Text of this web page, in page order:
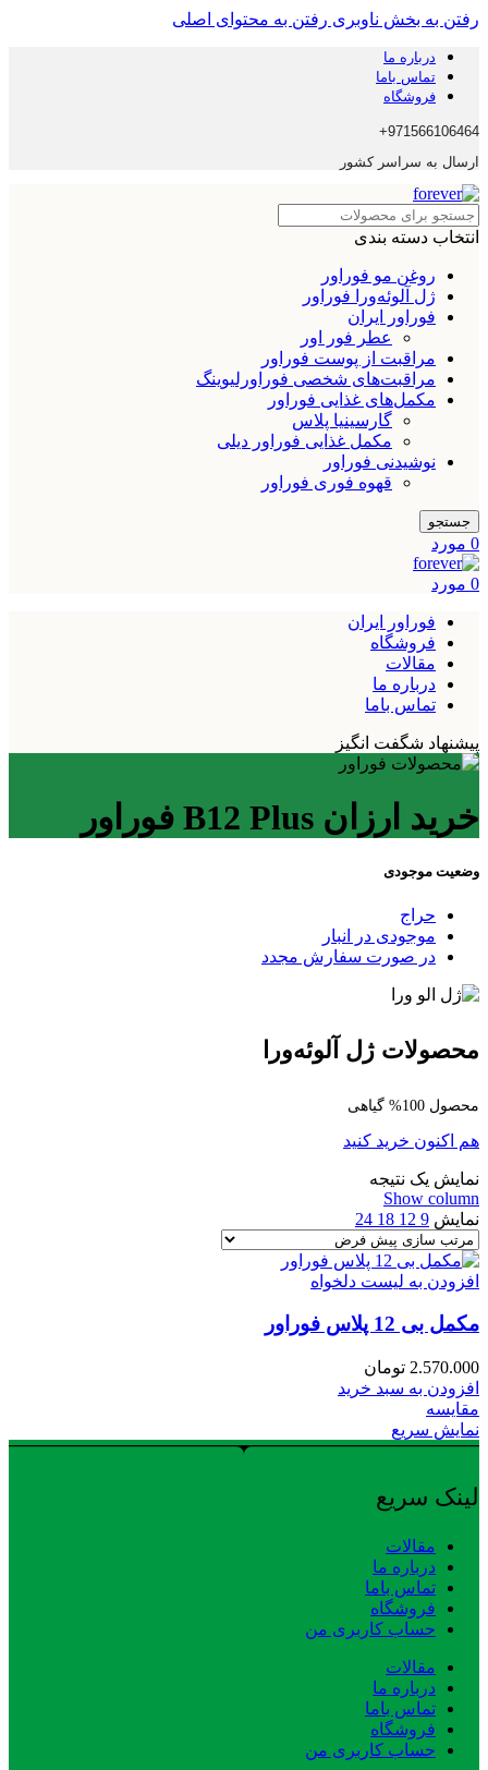
رفتن به بخش ناوبری رفتن به محتوای اصلی
درباره ما
تماس باما
فروشگاه
971566106464+
ارسال به سراسر کشور
انتخاب دسته بندی
روغن مو فوراور
ژل آلوئه‌ورا فوراور
فوراور ایران
عطر فور اور
مراقبت از پوست فوراور
مراقبت‌های شخصی فوراورلیوینگ
مکمل‌های غذایی فوراور
گارسینیا پلاس
مکمل غذایی فوراور دیلی
نوشیدنی فوراور
قهوه فوری فوراور
جستجو
0 مورد
0 مورد
فوراور ایران
فروشگاه
مقالات
درباره ما
تماس باما
پیشنهاد شگفت انگیز
خرید ارزان B12 Plus فوراور
وضعیت موجودی
حراج
موجودی در انبار
در صورت سفارش مجدد
محصولات ژل آلوئه‌ورا
محصول 100% گیاهی
هم اکنون خرید کنید
نمایش یک نتیجه
Show column
نمایش 9
12
18
24
افزودن به لیست دلخواه
مکمل بی 12 پلاس فوراور
2.570.000 تومان
افزودن به سبد خرید
مقایسه
نمایش سریع
لینک سریع
مقالات
درباره ما
تماس باما
فروشگاه
حساب کاربری من
مقالات
درباره ما
تماس باما
فروشگاه
حساب کاربری من